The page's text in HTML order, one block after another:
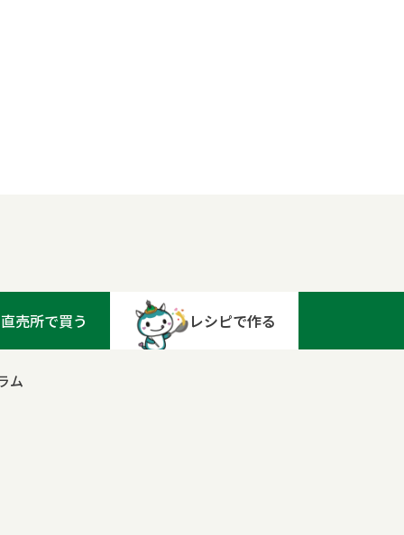
直売所で買う レシピで作る
ム